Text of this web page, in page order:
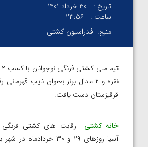
تاریخ :
30 خرداد 1401
ساعت :
۲۳:۵۶
منبع: فدراسیون کشتی
نقره و ۲ مدال برنز بعنوان نایب
قرقیزستان دست یافت.
خانه کشتی– رقابت های کشتی فرنگی
آسیا روزهای ۲۹ و ۳۰